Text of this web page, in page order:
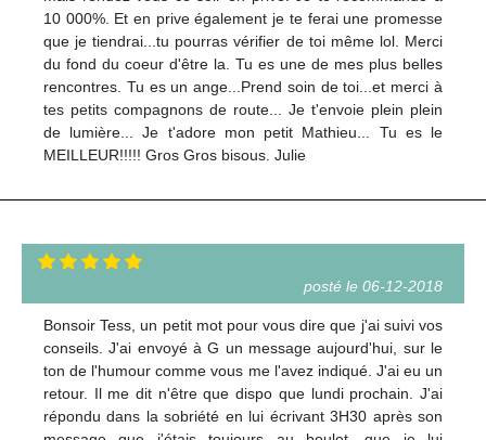
10 000%. Et en prive également je te ferai une promesse
que je tiendrai...tu pourras vérifier de toi même lol. Merci
du fond du coeur d'être la. Tu es une de mes plus belles
rencontres. Tu es un ange...Prend soin de toi...et merci à
tes petits compagnons de route... Je t'envoie plein plein
de lumière... Je t'adore mon petit Mathieu... Tu es le
MEILLEUR!!!!! Gros Gros bisous. Julie
posté le 06-12-2018
Bonsoir Tess, un petit mot pour vous dire que j'ai suivi vos
conseils. J'ai envoyé à G un message aujourd'hui, sur le
ton de l'humour comme vous me l'avez indiqué. J'ai eu un
retour. Il me dit n'être que dispo que lundi prochain. J'ai
répondu dans la sobriété en lui écrivant 3H30 après son